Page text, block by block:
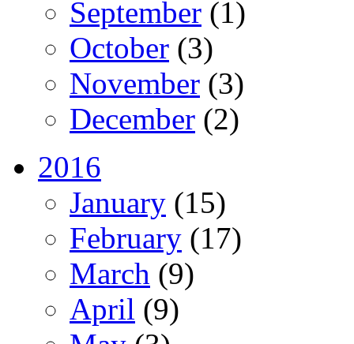
September (1)
October (3)
November (3)
December (2)
2016
January (15)
February (17)
March (9)
April (9)